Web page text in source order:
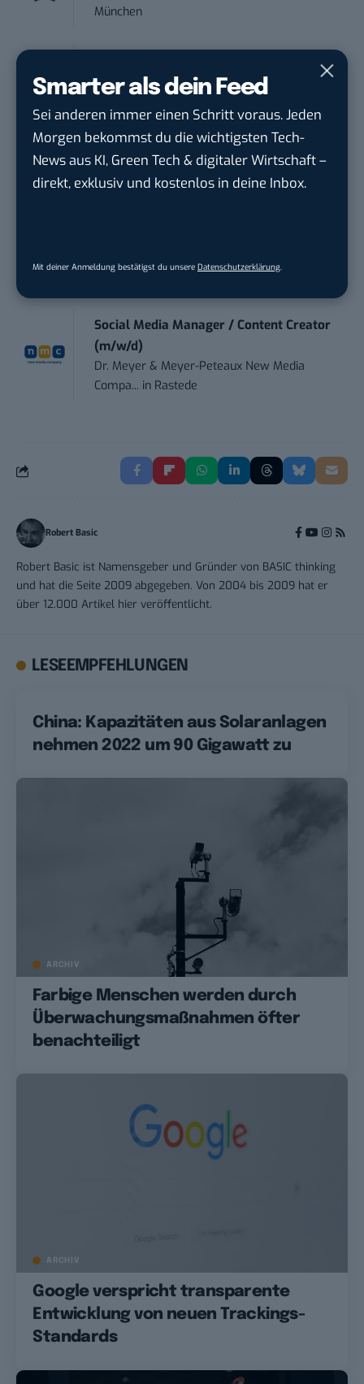
Smarter als dein Feed
Sei anderen immer einen Schritt voraus. Jeden
Morgen bekommst du die wichtigsten Tech-
News aus KI, Green Tech & digitaler Wirtschaft –
direkt, exklusiv und kostenlos in deine Inbox.
Mit deiner Anmeldung bestätigst du unsere Datenschutzerklärung.
München
befristet aufgr...
Remote / Mob...
Social Media Manager (m/w/d)
BANNERKÖNIG GmbHin Gelsenkirchen
Wasserfac...
Social Media Manager / Content Creator
(m/w/d)
Dr. Meyer & Meyer-Peteaux New Media
Compa... in Rastede
Robert Basic
Robert Basic ist Namensgeber und Gründer von BASIC thinking
und hat die Seite 2009 abgegeben. Von 2004 bis 2009 hat er
über 12.000 Artikel hier veröffentlicht.
LESEEMPFEHLUNGEN
China: Kapazitäten aus Solaranlagen
nehmen 2022 um 90 Gigawatt zu
ARCHIV
Farbige Menschen werden durch
Überwachungsmaßnahmen öfter
benachteiligt
ARCHIV
Google verspricht transparente
Entwicklung von neuen Trackings-
Standards